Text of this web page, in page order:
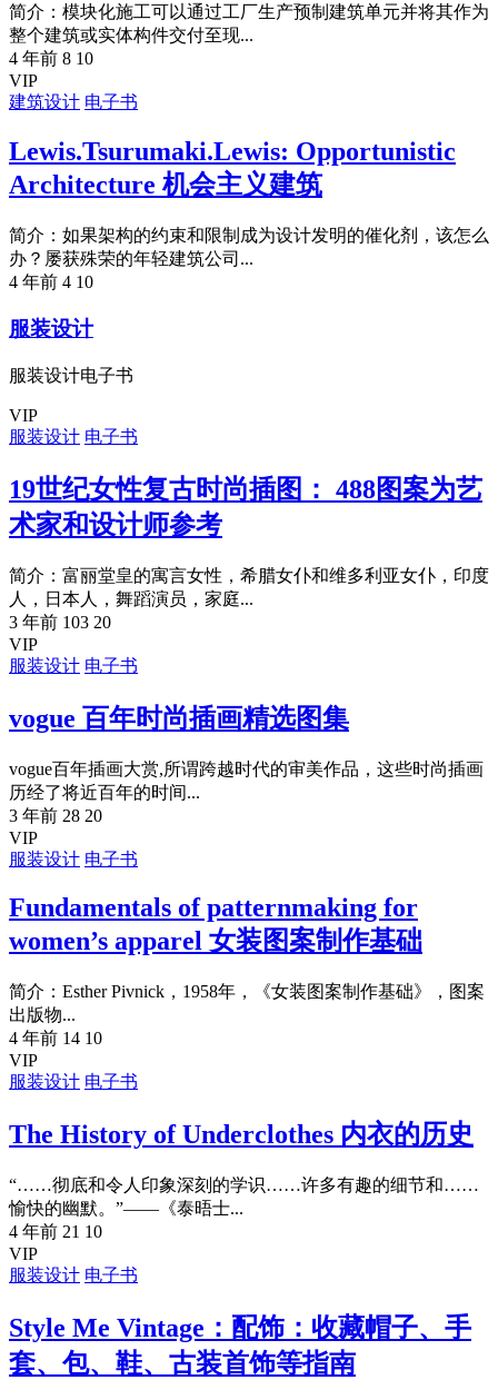
简介：模块化施工可以通过工厂生产预制建筑单元并将其作为
整个建筑或实体构件交付至现...
4 年前 8 10
VIP
建筑设计 电子书
Lewis.Tsurumaki.Lewis: Opportunistic
Architecture 机会主义建筑
简介：如果架构的约束和限制成为设计发明的催化剂，该怎么
办？屡获殊荣的年轻建筑公司...
4 年前 4 10
服装设计
服装设计电子书
VIP
服装设计 电子书
19世纪女性复古时尚插图： 488图案为艺
术家和设计师参考
简介：富丽堂皇的寓言女性，希腊女仆和维多利亚女仆，印度
人，日本人，舞蹈演员，家庭...
3 年前 103 20
VIP
服装设计 电子书
vogue 百年时尚插画精选图集
vogue百年插画大赏,所谓跨越时代的审美作品，这些时尚插画
历经了将近百年的时间...
3 年前 28 20
VIP
服装设计 电子书
Fundamentals of patternmaking for
women’s apparel 女装图案制作基础
简介：Esther Pivnick，1958年，《女装图案制作基础》，图案
出版物...
4 年前 14 10
VIP
服装设计 电子书
The History of Underclothes 内衣的历史
“……彻底和令人印象深刻的学识……许多有趣的细节和……
愉快的幽默。”——《泰晤士...
4 年前 21 10
VIP
服装设计 电子书
Style Me Vintage：配饰：收藏帽子、手
套、包、鞋、古装首饰等指南